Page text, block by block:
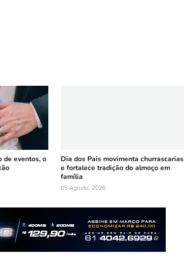
de eventos, o
Dia dos Pais movimenta churrascarias
e fortalece tradição do almoço em
família
05 Agosto, 2026